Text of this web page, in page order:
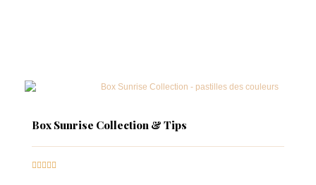
Box Sunrise Collection & Tips
